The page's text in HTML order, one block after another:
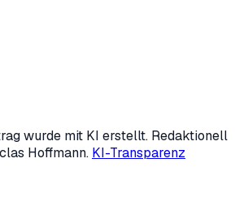
wurde mit KI erstellt. Redaktionell
Hoffmann. KI-Transparenz